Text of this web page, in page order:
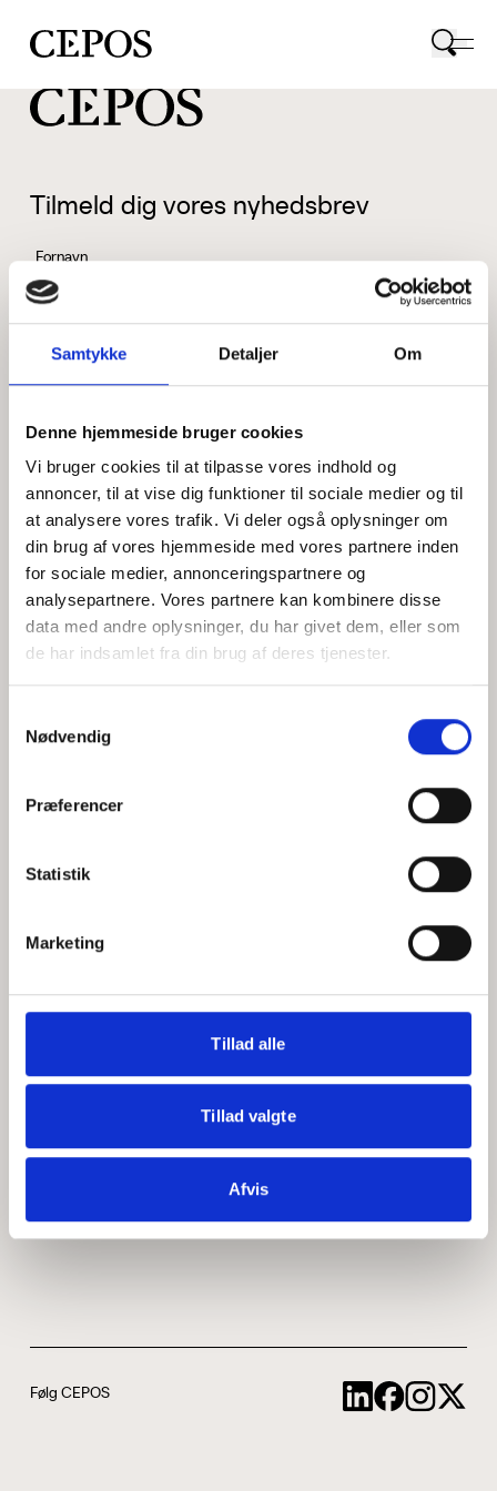
Samtykke Detaljer Om
Denne hjemmeside bruger cookies
Vi bruger cookies til at tilpasse vores indhold og
annoncer, til at vise dig funktioner til sociale medier og til
at analysere vores trafik. Vi deler også oplysninger om
din brug af vores hjemmeside med vores partnere inden
for sociale medier, annonceringspartnere og
analysepartnere. Vores partnere kan kombinere disse
data med andre oplysninger, du har givet dem, eller som
de har indsamlet fra din brug af deres tjenester.
Nødvendig
Præferencer
Statistik
Marketing
Tillad alle
Tillad valgte
Afvis
CEPOS logo
Tilmeld dig vores nyhedsbrev
Fornavn
Efternavn
Jeg accepterer behandlingen af mine personoplysninger i
henhold tilprivatlivspolitikken
Hvem er CEPOS
Medarbejdere
ABCepos
Podcast
Følg CEPOS